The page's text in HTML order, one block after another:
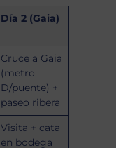
Día 2 (Gaia)
Cruce a Gaia
(metro
D/puente) +
paseo ribera
Visita + cata
en bodega